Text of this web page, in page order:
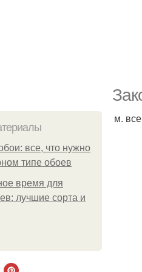
все, что нужно
типе обоев
время для
лучшие сорта и
м.